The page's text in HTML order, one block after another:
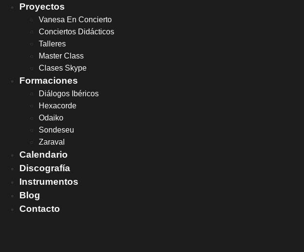
Proyectos
Vanesa En Concierto
Conciertos Didácticos
Talleres
Master Class
Clases Skype
Formaciones
Diálogos Ibéricos
Hexacorde
Odaiko
Sondeseu
Zaraval
Calendario
Discografía
Instrumentos
Blog
Contacto